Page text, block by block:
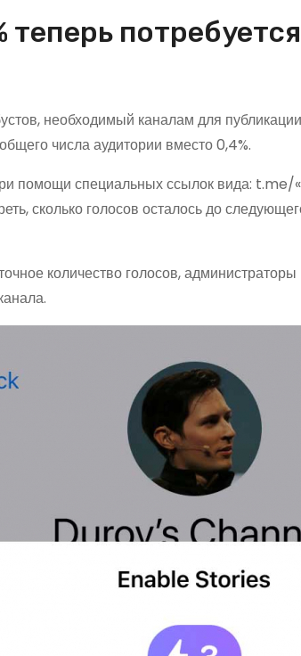
теперь
необходимый каналам для
числа аудитории вместо 0,4%.
помощи специальных ссылок вида:
сколько голосов осталось до
количество голосов,